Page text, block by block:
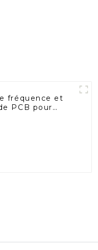
fréquence et
PCB pour